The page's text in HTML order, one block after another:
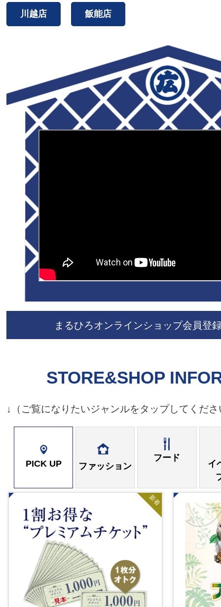
川越店 飯能店
まるひろオンラインショップ会員登
STORE&SHOP
↓（ご覧になりたいジャンルをタップしてくださ
PICK UP ファッション
フード
イ
新着